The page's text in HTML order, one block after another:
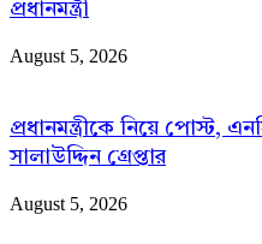
প্রধানমন্ত্রী
August 5, 2026
প্রধানমন্ত্রীকে নিয়ে পোস্ট,
সালাউদ্দিন গ্রেপ্তার
August 5, 2026